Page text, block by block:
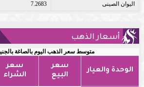
اليوان الصينى 7.2683
أسعار الذهب
متوسط سعر الذهب اليوم بالصاغة
الوحدة والعيار
سعر
البيع
سعر
الشراء